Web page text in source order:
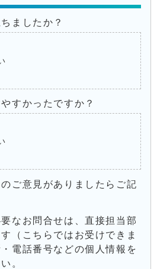
ましたか？
すかったですか？
ご意見がありましたらご記
要なお問合せは、直接担当部
（こちらではお受けできま
電話番号などの個人情報を
。